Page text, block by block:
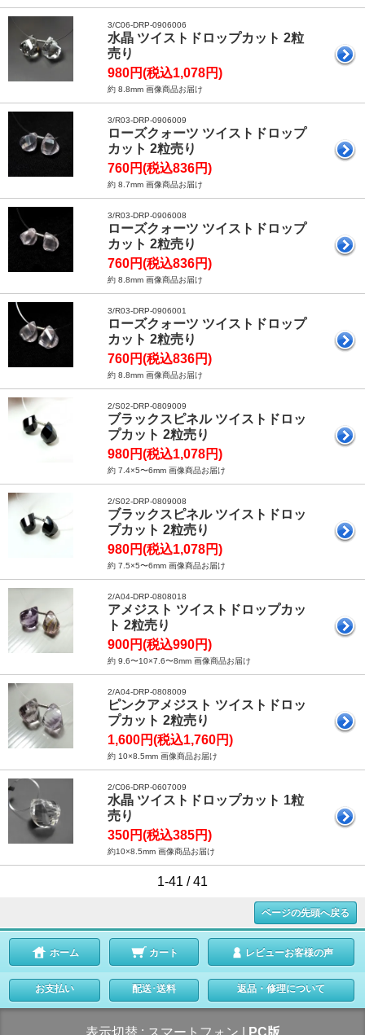
3/C06-DRP-0906006
水晶 ツイストドロップカット 2粒
売り
980円(税込1,078円)
約 8.8mm 画像商品お届け
3/R03-DRP-0906009
ローズクォーツ ツイストドロップ
カット 2粒売り
760円(税込836円)
約 8.7mm 画像商品お届け
3/R03-DRP-0906008
ローズクォーツ ツイストドロップ
カット 2粒売り
760円(税込836円)
約 8.8mm 画像商品お届け
3/R03-DRP-0906001
ローズクォーツ ツイストドロップ
カット 2粒売り
760円(税込836円)
約 8.8mm 画像商品お届け
2/S02-DRP-0809009
ブラックスピネル ツイストドロッ
プカット 2粒売り
980円(税込1,078円)
約 7.4×5〜6mm 画像商品お届け
2/S02-DRP-0809008
ブラックスピネル ツイストドロッ
プカット 2粒売り
980円(税込1,078円)
約 7.5×5〜6mm 画像商品お届け
2/A04-DRP-0808018
アメジスト ツイストドロップカッ
ト 2粒売り
900円(税込990円)
約 9.6〜10×7.6〜8mm 画像商品お届け
2/A04-DRP-0808009
ピンクアメジスト ツイストドロッ
プカット 2粒売り
1,600円(税込1,760円)
約 10×8.5mm 画像商品お届け
2/C06-DRP-0607009
水晶 ツイストドロップカット 1粒
売り
350円(税込385円)
約10×8.5mm 画像商品お届け
1-41 / 41
ページの先頭へ戻る
ホーム カート レビューお客様の声
お支払い 配送･送料 返品・修理について